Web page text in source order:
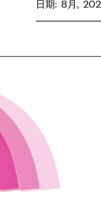
日期: 8月,